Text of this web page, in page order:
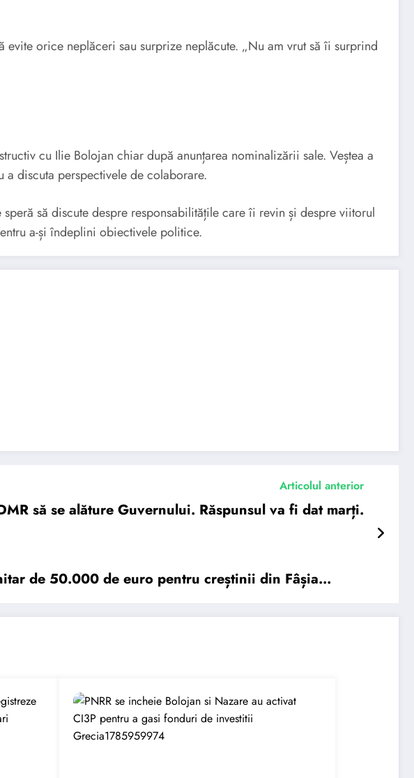
orice neplăceri sau surprize neplăcute. „Nu am vrut să îi surprind
cu Ilie Bolojan chiar după anunțarea nominalizării sale. Veștea a
discuta perspectivele de colaborare.
să discute despre responsabilitățile care îi revin și despre viitorul
a-și îndeplini obiectivele politice.
Articolul anterior
să se alăture Guvernului. Răspunsul va fi dat marți.
de 50.000 de euro pentru creștinii din Fâșia…